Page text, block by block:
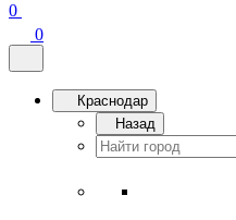
0
0
Краснодар
Назад